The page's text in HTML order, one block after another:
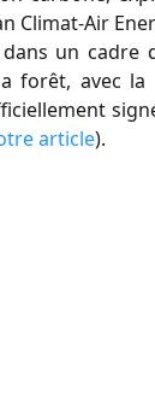
Climat-Air
un cadre
forêt, avec la
article).